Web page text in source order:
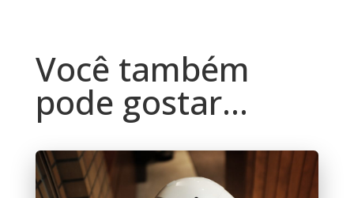
Você também
pode gostar…